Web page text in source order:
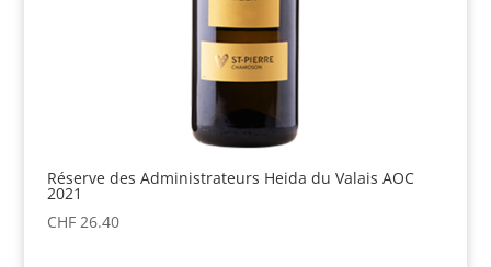
Réserve des Administrateurs Heida du Valais AOC
2021
CHF26.40